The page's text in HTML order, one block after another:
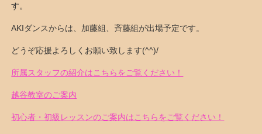
す。
AKIダンスからは、加藤組、斉藤組が出場予定です。
どうぞ応援よろしくお願い致します(^^)/
所属スタッフの紹介はこちらをご覧ください！
越谷教室のご案内
初心者・初級レッスンのご案内はこちらをご覧ください！